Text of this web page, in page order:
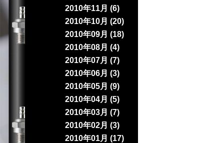
2010年11月 (6)
2010年10月 (20)
2010年09月 (18)
2010年08月 (4)
2010年07月 (7)
2010年06月 (3)
2010年05月 (9)
2010年04月 (5)
2010年03月 (7)
2010年02月 (3)
2010年01月 (17)